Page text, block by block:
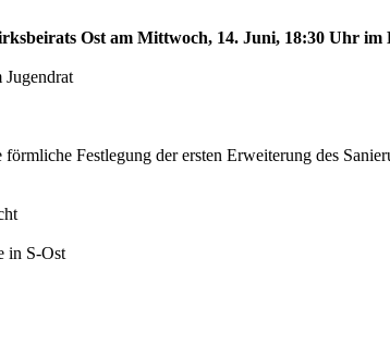
Ost am Mittwoch, 14. Juni, 18:30 Uhr
Jugendrat
Festlegung der ersten Erweiterung des
in S-Ost